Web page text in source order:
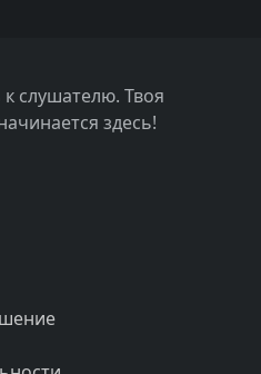
слушателю. Твоя
здесь!